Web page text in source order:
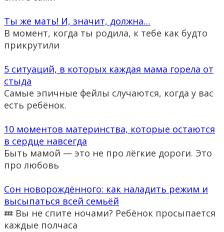
Ты же мать! И, значит, должна…
В момент, когда ты родила, к тебе как будто
прикрутили
5 ситуаций, в которых каждая мама горела от
стыда
Самые эпичные фейлы случаются, когда у вас
есть ребёнок.
10 моментов материнства, которые остаются
в сердце навсегда
Быть мамой — это не про лёгкие дороги. Это
про любовь
Сон новорождённого: как наладить режим и
высыпаться всей семьёй
💤 Вы не спите ночами? Ребёнок просыпается
каждые полчаса